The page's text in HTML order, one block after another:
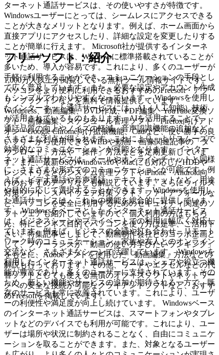
ターネット通話サービスは、その使いやすさが特徴です。
Windowsユーザーにとっては、シームレスにアクセスできる
ことが大きなメリットとなります。例えば、ホーム画面から
直接アプリにアクセスしたり、詳細な設定を変更したりする
ことが簡単に行えます。 Microsoft社が提供するインターネ
ット通話サービスは、Windowsに標準搭載されていることが
多いため、導入が容易です。これにより、多くのユーザーが
手軽に利用することができ、コミュニケーションの手段とし
て広く普及しています。また、必要な設定やアカウント作成
もシンプルでわかりやすくなっています。 Windowsを使用し
たインターネット通話サービスには、AI（人工知能）技術
が活用されているものもあります。AIを活用することで、
通話品質の向上やノイズの軽減、音声認識機能の追加など、
さまざまな利点が得られます。これにより、よりスムーズで
効率的なコミュニケーションが可能となります。 インター
ネット通話サービスは、メールやオンラインチャットと同様
に、さまざまな形式でのコミュニケーションが可能です。例
えば、ビデオ通話や音声通話、テキストチャットなど、用途
や目的に応じて選択することができます。Windowsを使用し
た通話サービスは、これらの機能を総合的に提供していま
す。 Windowsをベースとしたインターネット通話サービス
は、ビジネスシーンやプライベートでの利用に幅広く対応し
ています。例えば、ビジネスの会議や打ち合わせ、リモート
ワーク時のコミュニケーション、家族や友人とのオンライン
交流など、さまざまなシーンで活躍しています。 Windowsを
利用したインターネット通話サービスは、シェアや役立つ機
能が豊富であり、多くのユーザーに支持されています。その
ため、新しい機能やサービスの追加が期待される一方で、既
存のサービスも常に改善されています。これにより、ユーザ
ーの利便性や満足度が向上し続けています。 Windowsベース
のインターネット通話サービスは、スマートフォンやタブレ
ットなどのデバイスでも利用が可能です。これにより、ユー
ザーは場所や状況に制約されることなく、自由にコミュニケ
ーションを取ることができます。また、対象となるユーザー
フリーソフト：紹介
1,000万人以上が閲覧している無料ツール情報サイトです。
パソコンをより便利に利用できるおすすめのFreesoft・アプ
リ・プラグインなどを無料で情報提供しています。
Wordpress、動画編集、DVD作成、PDF編集、YouTube変換ソ
フト、画像編集、スケジュール管理ソフト、Firefox向けアド
オン・Google Chrome向け拡張機能、Cadなど、使い勝手の良
いフリーから使用できるWEBや動画・画像関連記事の「ダ
ウンロード」方法や「操作」方法などを定期更新していま
す。また、最新OSのWindows10やMacにも対応したHDDや
レジストリなどのシステム管理ソフトやiPhone・Android向
けのおすすめアプリなども解説しています。さらにウイルス
対策ソフト、スパイウェア対策ソフト、ファイアフォールな
ど、パソコンを安全に利用するためのセキュリティ関連のソ
フトウェアも紹介していますので、個人利用の方はもちろ
ん、特にビジネス目的でパソコンを使う方は是非、ご活用下
さい。特集記事としまして、動画制作会社とのコラボ企画と
して、フリーランスが「動画の使い方学びたいランキング」
をもとに、Adobeソフトを使用した「動画編集」方法などの
解説も行っております。その他、ワードやエクセルなどの代
替ソフトとしても使える無償のオフィスソフトやネットワー
クへの安全な接続が可能なクライアントソフトなど、おすす
めFreesoftを掲載しています。